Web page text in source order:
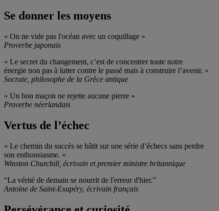
Se donner les moyens
« On ne vide pas l'océan avec un coquillage »
Proverbe japonais
« Le secret du changement, c’est de concentrer toute notre
énergie non pas à lutter contre le passé mais à construire l’avenir. »
Socrate, philosophe de la Grèce antique
« Un bon maçon ne rejette aucune pierre »
Proverbe néerlandais
Vertus de l’échec
« Le chemin du succès se bâtit sur une série d’échecs sans perdre
son enthousiasme. »
Winston Churchill, écrivain et premier ministre britannique
“La vérité de demain se nourrit de l'erreur d'hier.”
Antoine de Saint-Exupéry, écrivain français